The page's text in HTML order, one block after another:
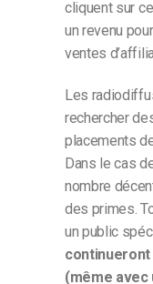
cliquent sur
un revenu
ventes
Les
rechercher
placements
Dans le cas
nombre
des primes.
un public
continueront
(même avec